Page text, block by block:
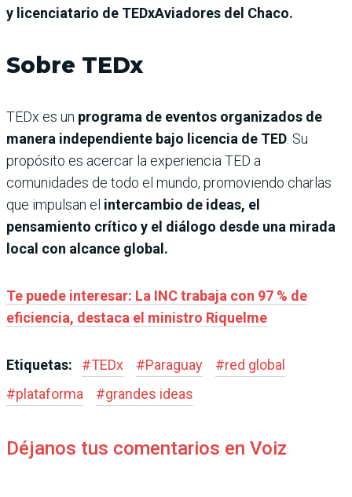
y licenciatario de TEDxAviadores del Chaco.
Sobre TEDx
TEDx es un programa de eventos organizados de
manera independiente bajo licencia de TED . Su
propósito es acercar la experiencia TED a
comunidades de todo el mundo, promoviendo charlas
que impulsan el intercambio de ideas, el
pensamiento crítico y el diálogo desde una mirada
local con alcance global.
Te puede interesar: La INC trabaja con 97 % de
eficiencia, destaca el ministro Riquelme
Etiquetas: #TEDx #Paraguay #red global
#plataforma #grandes ideas
Déjanos tus comentarios en Voiz